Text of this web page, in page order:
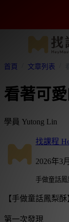
首頁 文章列表
看著可
學員 Yutong Lin
找課程
2026年3
手做童話鳳
【手做童話鳳梨酥
第一次發現